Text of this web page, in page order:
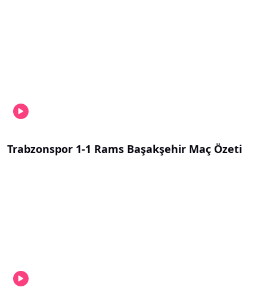
Trabzonspor 1-1 Rams Başakşehir Maç Özeti